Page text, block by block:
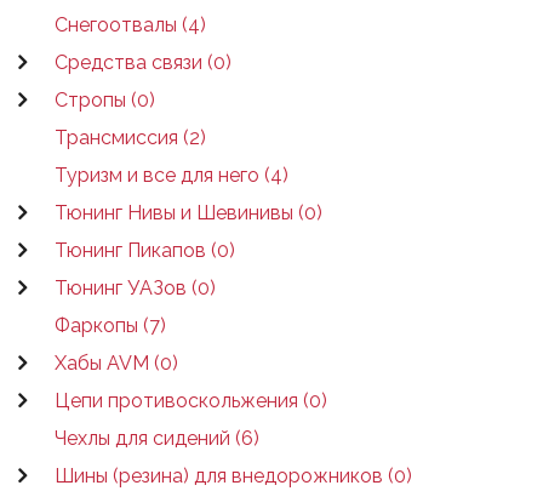
Снегоотвалы (4)
Средства связи (0)
Стропы (0)
Трансмиссия (2)
Туризм и все для него (4)
Тюнинг Нивы и Шевинивы (0)
Тюнинг Пикапов (0)
Тюнинг УАЗов (0)
Фаркопы (7)
Хабы AVM (0)
Цепи противоскольжения (0)
Чехлы для сидений (6)
Шины (резина) для внедорожников (0)